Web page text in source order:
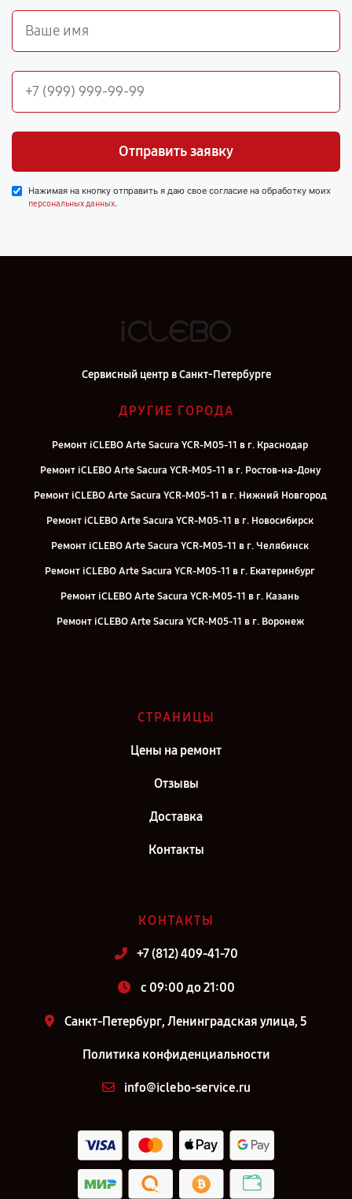
Отправить заявку
Нажимая на кнопку отправить я даю свое согласие на обработку моих
персональных данных.
Сервисный центр в Санкт-Петербурге
ДРУГИЕ ГОРОДА
Ремонт iCLEBO Arte Sacura YCR-M05-11 в г. Краснодар
Ремонт iCLEBO Arte Sacura YCR-M05-11 в г. Ростов-на-Дону
Ремонт iCLEBO Arte Sacura YCR-M05-11 в г. Нижний Новгород
Ремонт iCLEBO Arte Sacura YCR-M05-11 в г. Новосибирск
Ремонт iCLEBO Arte Sacura YCR-M05-11 в г. Челябинск
Ремонт iCLEBO Arte Sacura YCR-M05-11 в г. Екатеринбург
Ремонт iCLEBO Arte Sacura YCR-M05-11 в г. Казань
Ремонт iCLEBO Arte Sacura YCR-M05-11 в г. Воронеж
Ремонт iCLEBO Arte Sacura YCR-M05-11 в г. Москва
СТРАНИЦЫ
Цены на ремонт
Отзывы
Доставка
Контакты
КОНТАКТЫ
+7 (812) 409-41-70
c 09:00 до 21:00
Санкт-Петербург, Ленинградская улица, 5
Политика конфиденциальности
info@iclebo-service.ru